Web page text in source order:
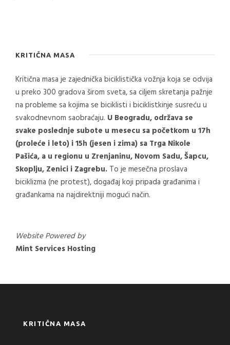
KRITIČNA MASA
Kritična masa je zajednička biciklistička vožnja koja se odvija
u preko 300 gradova širom sveta, sa ciljem skretanja pažnje
na probleme sa kojima se biciklisti i biciklistkinje susreću u
svakodnevnom saobraćaju. U Beogradu, održava se
svake poslednje subote u mesecu sa početkom u 17h
(proleće i leto) i 15h (jesen i zima) sa Trga Nikole
Pašića, a u regionu u Zrenjaninu, Novom Sadu, Šapcu,
Skoplju, Zenici i Zagrebu. To je mesečna proslava
biciklizma (ne protest), događaj koji pripada građanima i
građankama na najdirektniji mogući način.
Website Powered by
Mint Services Hosting
KRITIČNA MASA